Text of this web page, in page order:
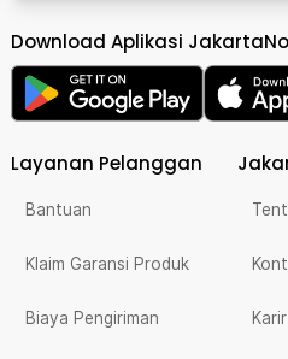
Download Aplikasi
Layanan Pelanggan
Bantuan
Klaim Garansi Produk
Biaya Pengiriman Karir